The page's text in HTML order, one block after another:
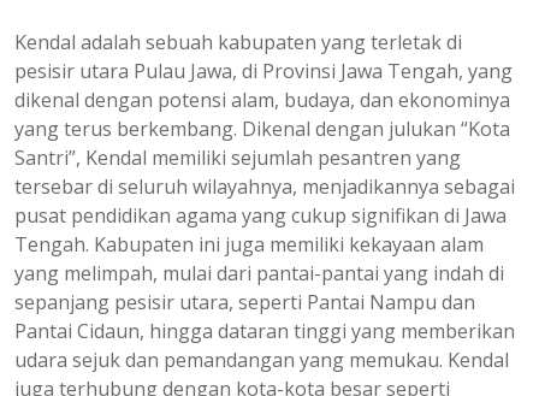
Kendal adalah sebuah kabupaten yang terletak di
pesisir utara Pulau Jawa, di Provinsi Jawa Tengah, yang
dikenal dengan potensi alam, budaya, dan ekonominya
yang terus berkembang. Dikenal dengan julukan “Kota
Santri”, Kendal memiliki sejumlah pesantren yang
tersebar di seluruh wilayahnya, menjadikannya sebagai
pusat pendidikan agama yang cukup signifikan di Jawa
Tengah. Kabupaten ini juga memiliki kekayaan alam
yang melimpah, mulai dari pantai-pantai yang indah di
sepanjang pesisir utara, seperti Pantai Nampu dan
Pantai Cidaun, hingga dataran tinggi yang memberikan
udara sejuk dan pemandangan yang memukau. Kendal
juga terhubung dengan kota-kota besar seperti